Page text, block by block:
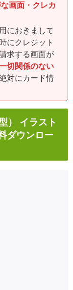
画面・クレカ
におきまして
にクレジット
求する画面が
切関係のない
対にカード情
） イラスト
ダウンロー